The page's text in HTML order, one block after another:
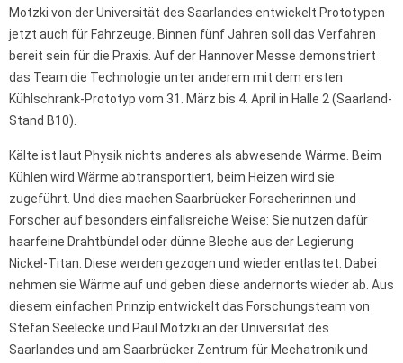
Motzki von der Universität des Saarlandes entwickelt Prototypen
jetzt auch für Fahrzeuge. Binnen fünf Jahren soll das Verfahren
bereit sein für die Praxis. Auf der Hannover Messe demonstriert
das Team die Technologie unter anderem mit dem ersten
Kühlschrank-Prototyp vom 31. März bis 4. April in Halle 2 (Saarland-
Stand B10).
Kälte ist laut Physik nichts anderes als abwesende Wärme. Beim
Kühlen wird Wärme abtransportiert, beim Heizen wird sie
zugeführt. Und dies machen Saarbrücker Forscherinnen und
Forscher auf besonders einfallsreiche Weise: Sie nutzen dafür
haarfeine Drahtbündel oder dünne Bleche aus der Legierung
Nickel-Titan. Diese werden gezogen und wieder entlastet. Dabei
nehmen sie Wärme auf und geben diese andernorts wieder ab. Aus
diesem einfachen Prinzip entwickelt das Forschungsteam von
Stefan Seelecke und Paul Motzki an der Universität des
Saarlandes und am Saarbrücker Zentrum für Mechatronik und